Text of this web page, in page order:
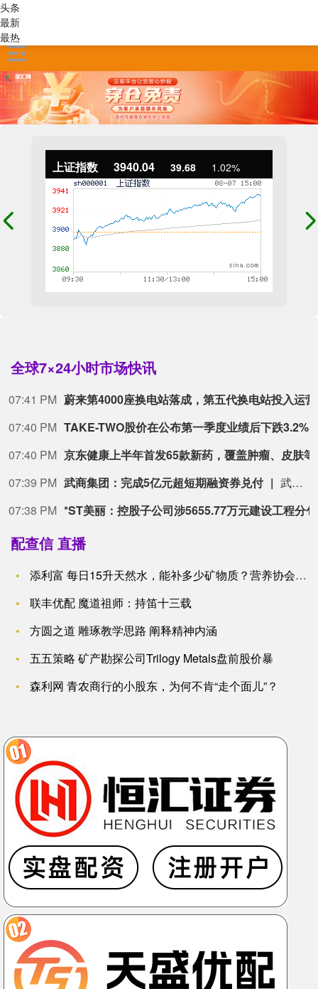
上证指数 3940.04 39.68 1.02%
全球7×24小时市场快讯
07:38 PM
07:38 PM
07:38 PM 新天绿能：拟注册发行30亿元中期票据
新天绿能公告称，公司拟申请注册发行总额30亿元的中期票据，期限不超5年，资金用于项目建设支出、偿债、补流等。发行按面值，利率依簿记建档结果确定，发行对象为全国银行间债券市场机构投资者，不设担保。本次注册发行已获董事会通过，报中国银行间市场交易商协会获准注册后方可实施，最终方案以协会注册通知书为准。
07:38 PM
07:36 PM
配查信 直播
添利富 每日15升天然水，能补多少矿物质？营养协会：占日需3
联丰优配 魔道祖师：持笛十三载
方圆之道 雕琢教学思路 阐释精神内涵
五五策略 矿产勘探公司Trilogy Metals盘前股价暴
森利网 青农商行的小股东，为何不肯“走个面儿”？
头条
最新
最热